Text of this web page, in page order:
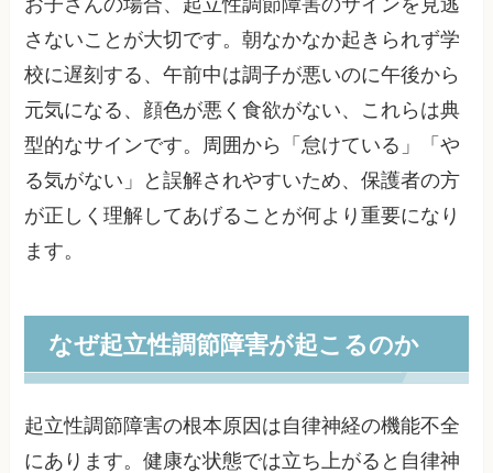
さないことが大切です。朝なかなか起きられず学
校に遅刻する、午前中は調子が悪いのに午後から
元気になる、顔色が悪く食欲がない、これらは典
型的なサインです。周囲から「怠けている」「や
る気がない」と誤解されやすいため、保護者の方
が正しく理解してあげることが何より重要になり
ます。
なぜ起立性調節障害が起こるのか
起立性調節障害の根本原因は自律神経の機能不全
にあります。健康な状態では立ち上がると自律神